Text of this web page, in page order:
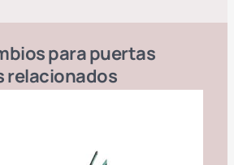
para puertas
relacionados